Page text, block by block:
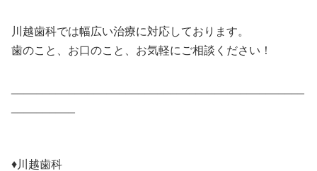
川越歯科では幅広い治療に対応しております。
歯のこと、お口のこと、お気軽にご相談ください！
♦川越歯科